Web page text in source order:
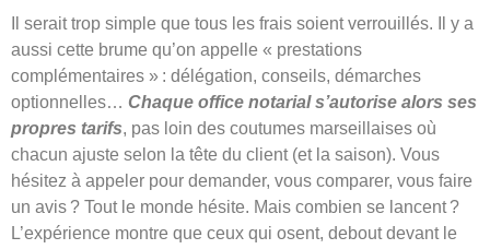
Il serait trop simple que tous les frais soient verrouillés. Il y a
aussi cette brume qu’on appelle « prestations
complémentaires » : délégation, conseils, démarches
optionnelles… Chaque office notarial s’autorise alors ses
propres tarifs, pas loin des coutumes marseillaises où
chacun ajuste selon la tête du client (et la saison). Vous
hésitez à appeler pour demander, vous comparer, vous faire
un avis ? Tout le monde hésite. Mais combien se lancent ?
L’expérience montre que ceux qui osent, debout devant le